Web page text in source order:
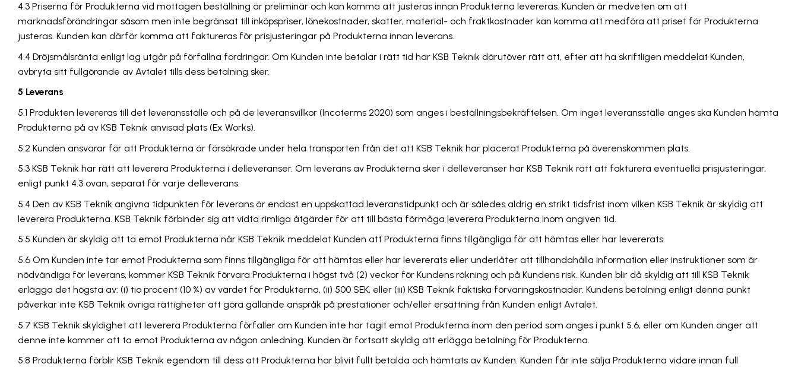
4.3 Priserna för Produkterna vid mottagen beställning är preliminär och kan komma att justeras innan Produkterna levereras. Kunden är medveten om att
marknadsförändringar såsom men inte begränsat till inköpspriser, lönekostnader, skatter, material- och fraktkostnader kan komma att medföra att priset för Produkterna
justeras. Kunden kan därför komma att faktureras för prisjusteringar på Produkterna innan leverans.
4.4 Dröjsmålsränta enligt lag utgår på förfallna fordringar. Om Kunden inte betalar i rätt tid har KSB Teknik därutöver rätt att, efter att ha skriftligen meddelat Kunden,
avbryta sitt fullgörande av Avtalet tills dess betalning sker.
5 Leverans
5.1 Produkten levereras till det leveransställe och på de leveransvillkor (Incoterms 2020) som anges i beställningsbekräftelsen. Om inget leveransställe anges ska Kunden hämta
Produkterna på av KSB Teknik anvisad plats (Ex Works).
5.2 Kunden ansvarar för att Produkterna är försäkrade under hela transporten från det att KSB Teknik har placerat Produkterna på överenskommen plats.
5.3 KSB Teknik har rätt att leverera Produkterna i delleveranser. Om leverans av Produkterna sker i delleveranser har KSB Teknik rätt att fakturera eventuella prisjusteringar,
enligt punkt 4.3 ovan, separat för varje delleverans.
5.4 Den av KSB Teknik angivna tidpunkten för leverans är endast en uppskattad leveranstidpunkt och är således aldrig en strikt tidsfrist inom vilken KSB Teknik är skyldig att
leverera Produkterna. KSB Teknik förbinder sig att vidta rimliga åtgärder för att till bästa förmåga leverera Produkterna inom angiven tid.
5.5 Kunden är skyldig att ta emot Produkterna när KSB Teknik meddelat Kunden att Produkterna finns tillgängliga för att hämtas eller har levererats.
5.6 Om Kunden inte tar emot Produkterna som finns tillgängliga för att hämtas eller har levererats eller underlåter att tillhandahålla information eller instruktioner som är
nödvändiga för leverans, kommer KSB Teknik förvara Produkterna i högst två (2) veckor för Kundens räkning och på Kundens risk. Kunden blir då skyldig att till KSB Teknik
erlägga det högsta av: (i) tio procent (10 %) av värdet för Produkterna, (ii) 500 SEK, eller (iii) KSB Teknik faktiska förvaringskostnader. Kundens betalning enligt denna punkt
påverkar inte KSB Teknik övriga rättigheter att göra gällande anspråk på prestationer och/eller ersättning från Kunden enligt Avtalet.
5.7 KSB Teknik skyldighet att leverera Produkterna förfaller om Kunden inte har tagit emot Produkterna inom den period som anges i punkt 5.6, eller om Kunden anger att
denne inte kommer att ta emot Produkterna av någon anledning. Kunden är fortsatt skyldig att erlägga betalning för Produkterna.
5.8 Produkterna förblir KSB Teknik egendom till dess att Produkterna har blivit fullt betalda och hämtats av Kunden. Kunden får inte sälja Produkterna vidare innan full